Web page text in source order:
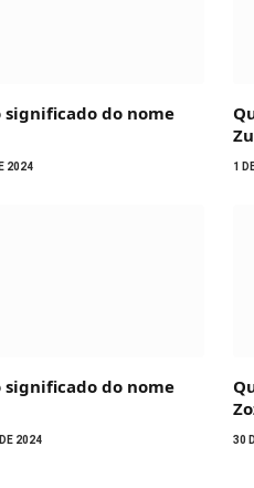
significado do nome
2024 1
significado do nome
2024 30